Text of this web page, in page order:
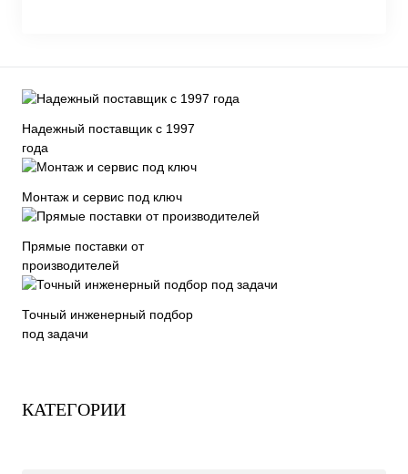
Надежный поставщик с 1997
года
Монтаж и сервис под ключ
Прямые поставки от
производителей
Точный инженерный подбор
под задачи
КАТЕГОРИИ